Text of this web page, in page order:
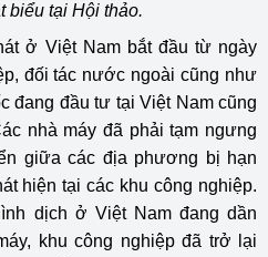
biểu tại Hội thảo.
ở Việt Nam bắt đầu từ ngày
đối tác nước ngoài cũng như
đang đầu tư tại Việt Nam cũng
nhà máy đã phải tạm ngưng
giữa các địa phương bị hạn
hiện tại các khu công nghiệp.
dịch ở Việt Nam đang dần
khu công nghiệp đã trở lại